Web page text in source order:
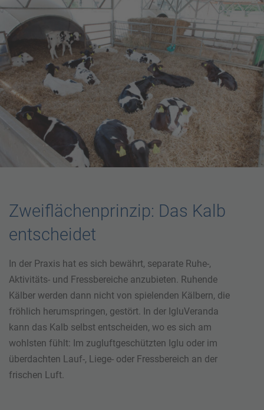
Zweiflächenprinzip: Das Kalb
entscheidet
In der Praxis hat es sich bewährt, separate Ruhe-,
Aktivitäts- und Fressbereiche anzubieten. Ruhende
Kälber werden dann nicht von spielenden Kälbern, die
fröhlich herumspringen, gestört. In der IgluVeranda
kann das Kalb selbst entscheiden, wo es sich am
wohlsten fühlt: Im zugluftgeschützten Iglu oder im
überdachten Lauf-, Liege- oder Fressbereich an der
frischen Luft.